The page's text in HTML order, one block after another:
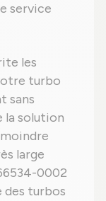
service
les
turbo
sans
la solution
large
0002
des turbos